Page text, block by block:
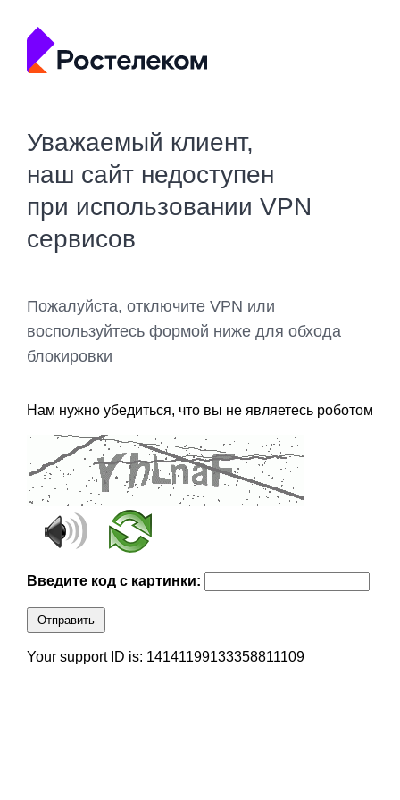
Уважаемый клиент,
наш сайт недоступен
при использовании VPN
сервисов
Пожалуйста, отключите VPN или
воспользуйтесь формой ниже для обхода
блокировки
Нам нужно убедиться, что вы не являетесь роботом
Введите код с картинки:
Отправить
Your support ID is: 14141199133358811109